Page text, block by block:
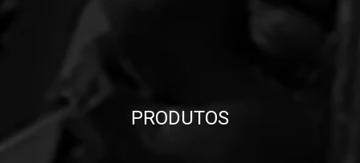
PRODUTOS